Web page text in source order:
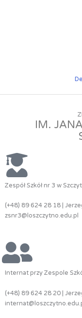
IM.
Zespół Szkół nr 3 w
(+48) 89 624 28 18 |
zsnr3@loszczytno.edu.pl
Internat przy Zespole
(+48) 89 624 28 20 |